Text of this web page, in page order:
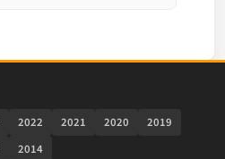
2022 2021 2020
2019
2014